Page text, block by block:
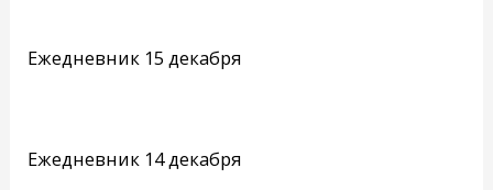
Ежедневник 15 декабря
Ежедневник 14 декабря